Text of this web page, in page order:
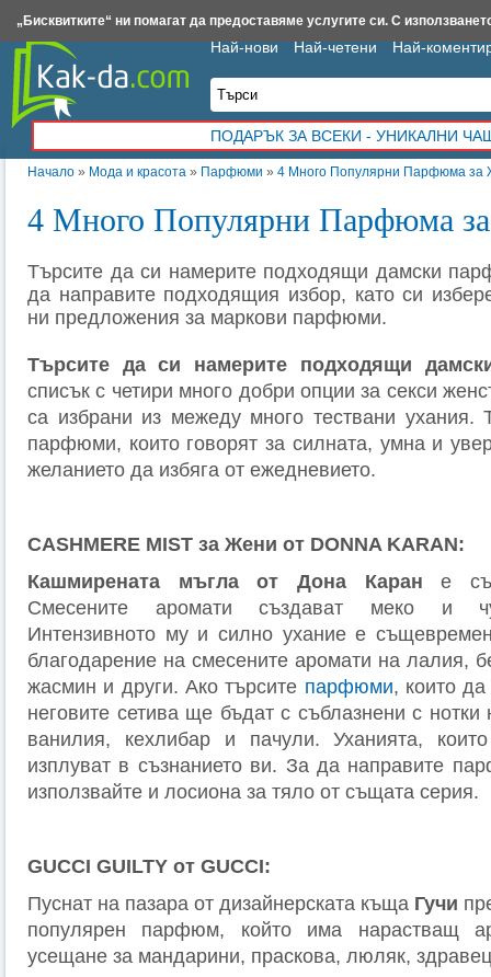
Начало » Мода и красота » Парфюми » 4 Много Популярни Парфюма за
4 Много Популярни Парфюма
Търсите да си намерите подходящи дамски
да направите подходящия избор, като си
ни предложения за маркови парфюми.
Търсите да си намерите подходящи
списък с четири много добри опции за секси
са избрани из межеду много тествани ухания.
парфюми, които говорят за силната, умна и
желанието да избяга от ежедневието.
CASHMERE MIST за Жени от DONNA KARAN:
Кашмирената мъгла от Дона Каран е
Смесените аромати създават меко и
Интензивното му и силно ухание е
благодарение на смесените аромати на лалия,
жасмин и други. Ако търсите парфюми, които
неговите сетива ще бъдат с съблазнени с
ванилия, кехлибар и пачули. Уханията,
изплуват в съзнанието ви. За да направите
използвайте и лосиона за тяло от същата серия.
GUCCI GUILTY от GUCCI:
Пуснат на пазара от дизайнерската къща Гучи
популярен парфюм, който има нарастващ
усещане за мандарини, праскова, люляк,
Най-нови Най-четени Най-
ПОДАРЪК ЗА ВСЕКИ - УНИКАЛНИ
Insert.bg Framar.bg Kak-da.com Iztochnik.com BauBau.bg NewAge.bg
„Бисквитките“ ни помагат да предоставяме услугите си. С